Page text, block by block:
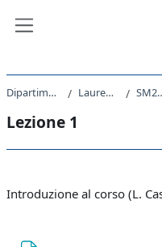
Dipartimento di Fisica Laurea Magistrale
Lezione 1
Schema della
Introduzione al corso (L.